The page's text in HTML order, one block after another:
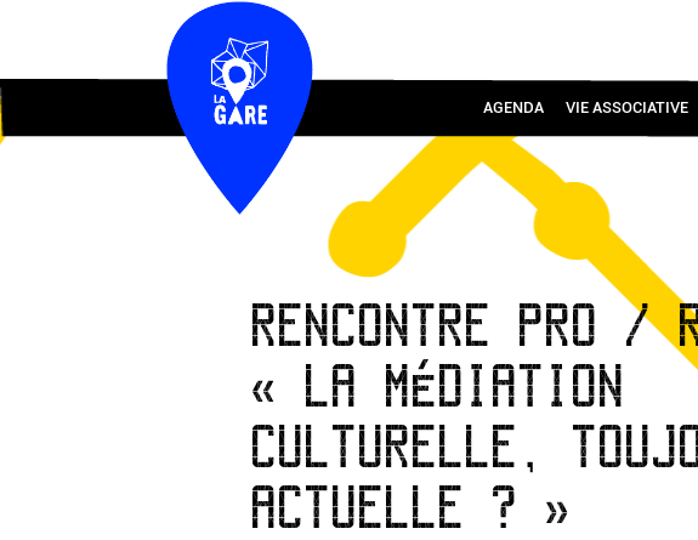
AGENDA VIE ASSOCIATIVE
RENCONTRE PRO /
« LA MÉDIATION
CULTURELLE,
ACTUELLE ? »